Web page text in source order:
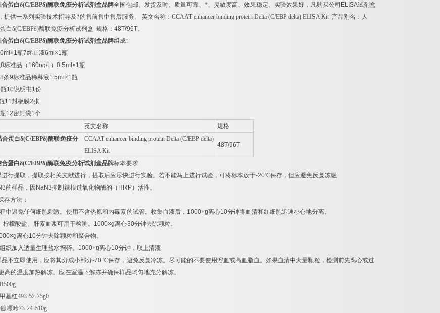
蛋白δ(C/EBPδ)酶联免疫分析试剂盒品牌全国包邮、发货及时、质量可靠、*、灵敏度高、效果稳定、实验效果好，凡购买公司 ELISA试剂盒
提供一系列实验技术指导及*的售前售中售后服务。
英文名称： CCAAT enhancer binding protein Delta (C/EBP delta) ELISA Kit 产品别名： 人
白δ(C/EBPδ)酶联免疫分析试剂盒 规格： 48T/96T。
蛋白δ(C/EBPδ)酶联免疫分析试剂盒品牌组成:
瓶7终止液6ml×1瓶
8标准品（ 160ng/L） 0.5ml×1瓶
条9标准品稀释液1.5ml×1瓶
瓶10说明书1份
11封板膜2张
瓶12密封袋1个
英文名称
规格
合蛋白δ(C/EBPδ)酶联免疫分
CCAAT enhancer binding protein Delta (C/EBP delta)
ELISA Kit
48T/96T
蛋白δ(C/EBPδ)酶联免疫分析试剂盒品牌标本要求
进行提取，提取按相关文献进行，提取后应尽快进行实验。若不能马上进行试验，可将标本放于-20℃保存，但应避免反复冻融
的样品，因 NaN3抑制辣根过氧化物酶的（ HRP）活性。
存方法：
中避免任何细胞刺激。使用不含热原和内毒素的试管。收集血液后， 1000×g离心10分钟将血清和红细胞迅速小心地分离。
柠檬酸盐、肝素血浆可用于检测。 1000×g离心30分钟去除颗粒。
离心10分钟去除颗粒和聚合物。
织加入适量生理盐水捣碎。 1000×g离心10分钟，取上清液
品不立即使用，应将其分成小部分-70 ℃保存，避免反复冷冻。尽可能的不要使用溶血或高血脂血。如果血清中大量颗粒，检测前先离心或过
高的温度加热解冻。应在室温下解冻并确保样品均匀地充分解冻。
甲基红493-52-75g0
腺嘌呤73-24-510g